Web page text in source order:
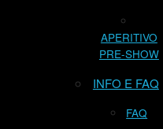
APERITIVO
PRE-SHOW
INFO E FAQ
FAQ